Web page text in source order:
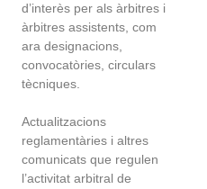
d’interès per als àrbitres i
àrbitres assistents, com
ara designacions,
convocatòries, circulars
tècniques.
Actualitzacions
reglamentàries i altres
comunicats que regulen
l’activitat arbitral de